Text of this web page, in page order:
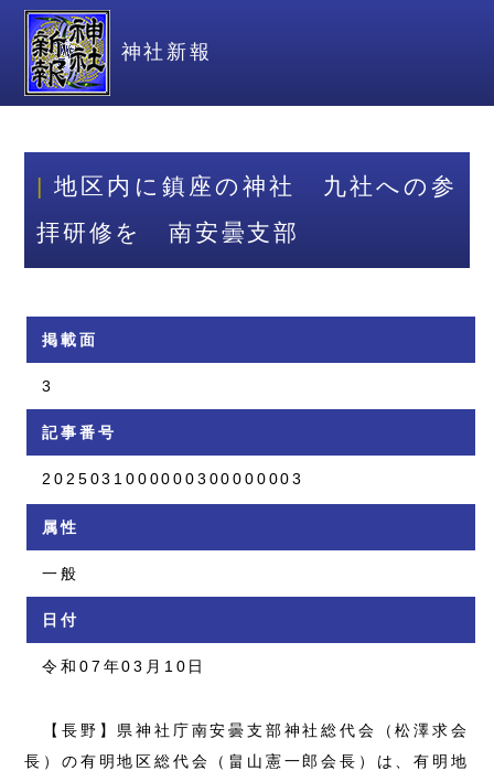
神社新報
地区内に鎮座の神社 九社への参
拝研修を 南安曇支部
掲載面
3
記事番号
2025031000000300000003
属性
一般
日付
令和07年03月10日
【長野】県神社庁南安曇支部神社総代会（松澤求会
長）の有明地区総代会（畠山憲一郎会長）は、有明地